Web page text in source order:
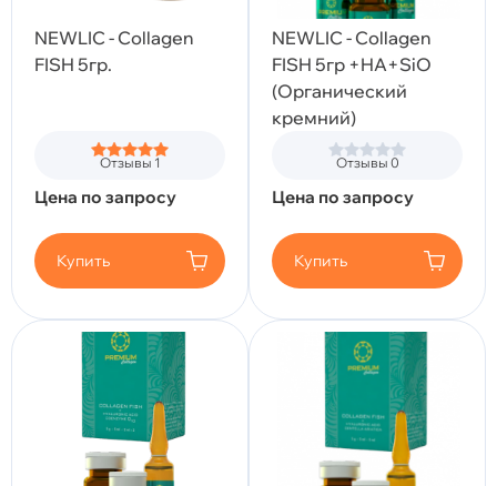
NEWLIC - Collagen
FISH 5гр.
Отзывы 1
Цена по запросу
Купить
NEWLIC - Collagen
FISH 5гр +HA+SiO
(Органический
кремний)
Отзывы 0
Цена по запросу
Купить